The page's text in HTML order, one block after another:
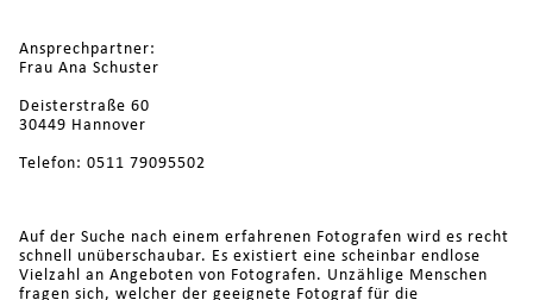
Ansprechpartner:
Frau Ana Schuster
Deisterstraße 60
30449 Hannover
Telefon: 0511 79095502
Auf der Suche nach einem erfahrenen Fotografen wird es recht
schnell unüberschaubar. Es existiert eine scheinbar endlose
Vielzahl an Angeboten von Fotografen. Unzählige Menschen
fragen sich, welcher der geeignete Fotograf für die